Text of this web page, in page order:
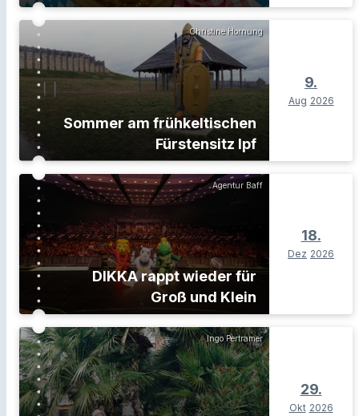
Christine Hornung
Sommer am frühkeltischen
Fürstensitz Ipf
9.
Aug 2026
Agentur Baff
DIKKA rappt wieder für
Groß und Klein
18.
Dez 2026
Ingo Pertramer
29.
Okt 2026